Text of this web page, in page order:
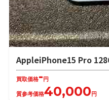
AppleiPhone15 Pro
買取価格- 円
質参考価格40,000 円